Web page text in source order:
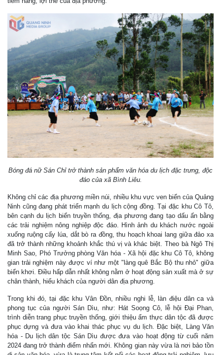
Bóng đá nữ Sán Chỉ trở thành sản phẩm văn hóa du lịch đặc trưng, độc
đáo của xã Bình Liêu.
Không chỉ các địa phương miền núi, nhiều khu vực ven biển của Quảng
Ninh cũng đang phát triển mạnh du lịch cộng đồng. Tại đặc khu Cô Tô,
bên cạnh du lịch biển truyền thống, địa phương đang tạo dấu ấn bằng
các trải nghiệm nông nghiệp độc đáo. Hình ảnh du khách nước ngoài
xuống ruộng cấy lúa, dắt bò ra đồng, thu hoạch khoai lang giữa đảo xa
đã trở thành những khoảnh khắc thú vị và khác biệt. Theo bà Ngô Thị
Minh Sao, Phó Trưởng phòng Văn hóa - Xã hội đặc khu Cô Tô, không
gian trải nghiệm này được ví như một "làng quê Bắc Bộ thu nhỏ" giữa
biển khơi. Điều hấp dẫn nhất không nằm ở hoạt động sản xuất mà ở sự
chân thành, hiếu khách của người dân địa phương.
Trong khi đó, tại đặc khu Vân Đồn, nhiều nghi lễ, làn điệu dân ca và
phong tục của người Sán Dìu, như: Hát Soọng Cô, lễ hội Đại Phan,
trình diễn trang phục truyền thống, giới thiệu ẩm thực dân tộc đã được
phục dựng và đưa vào khai thác phục vụ du lịch. Đặc biệt, Làng Văn
hóa - Du lịch dân tộc Sán Dìu được đưa vào hoạt động từ cuối năm
2024 đang trở thành điểm nhấn mới. Không gian này vừa là nơi bảo tồn